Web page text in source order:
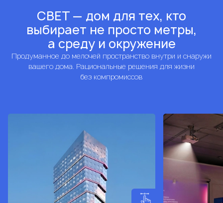
СВЕТ — дом для тех, кто
выбирает не просто метры,
а среду и окружение
Продуманное до мелочей пространство внутри и снаружи
вашего дома. Рациональные решения для жизни
без компромиссов